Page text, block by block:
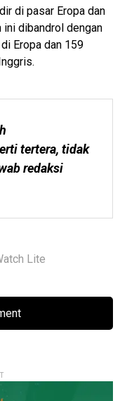
di pasar Eropa dan
ini dibandrol dengan
Eropa dan 159
tertera, tidak
Lite